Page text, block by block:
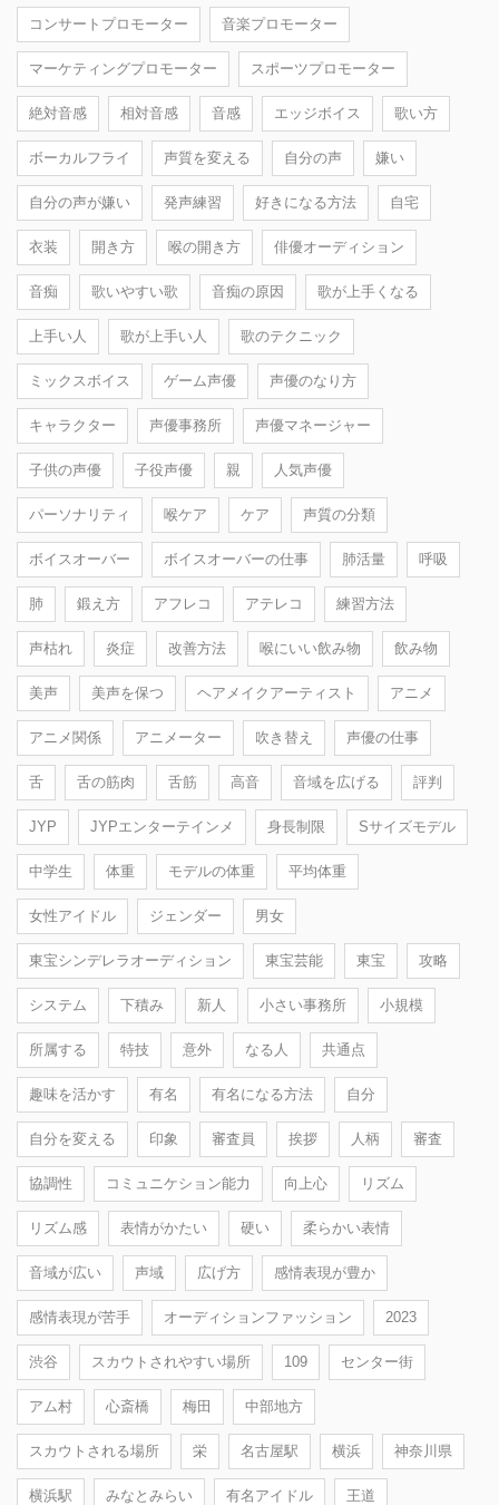
コンサートプロモーター 音楽プロモーター
マーケティングプロモーター スポーツプロモーター
絶対音感 相対音感 音感 エッジボイス 歌い方
ボーカルフライ 声質を変える 自分の声 嫌い
自分の声が嫌い 発声練習 好きになる方法 自宅
衣装 開き方 喉の開き方 俳優オーディション
音痴 歌いやすい歌 音痴の原因 歌が上手くなる
上手い人 歌が上手い人 歌のテクニック
ミックスボイス ゲーム声優 声優のなり方
キャラクター 声優事務所 声優マネージャー
子供の声優 子役声優 親 人気声優
パーソナリティ 喉ケア ケア 声質の分類
ボイスオーバー ボイスオーバーの仕事 肺活量 呼吸
肺 鍛え方 アフレコ アテレコ 練習方法
声枯れ 炎症 改善方法 喉にいい飲み物 飲み物
美声 美声を保つ ヘアメイクアーティスト アニメ
アニメ関係 アニメーター 吹き替え 声優の仕事
舌 舌の筋肉 舌筋 高音 音域を広げる 評判
JYP JYPエンターテインメ 身長制限 Sサイズモデル
中学生 体重 モデルの体重 平均体重
女性アイドル ジェンダー 男女
東宝シンデレラオーディション 東宝芸能 東宝 攻略
システム 下積み 新人 小さい事務所 小規模
所属する 特技 意外 なる人 共通点
趣味を活かす 有名 有名になる方法 自分
自分を変える 印象 審査員 挨拶 人柄 審査
協調性 コミュニケション能力 向上心 リズム
リズム感 表情がかたい 硬い 柔らかい表情
音域が広い 声域 広げ方 感情表現が豊か
感情表現が苦手 オーディションファッション 2023
渋谷 スカウトされやすい場所 109 センター街
アム村 心斎橋 梅田 中部地方
スカウトされる場所 栄 名古屋駅 横浜 神奈川県
横浜駅 みなとみらい 有名アイドル 王道